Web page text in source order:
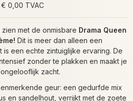
€ 0,00 TVAC
met de onmisbare Drama Queen
Dit is meer dan alleen een
een echte zintuiglijke ervaring. De
zonder te plakken en maakt je
zacht.
geur: een gedurfde mix
en sandelhout, verrijkt met de zoete